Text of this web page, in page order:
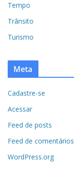
Tempo
Trânsito
Turismo
Meta
Cadastre-se
Acessar
Feed de posts
Feed de comentários
WordPress.org